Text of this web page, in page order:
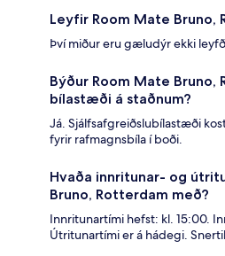
Leyfir Room Mate
Því miður eru gæludýr ekki
Býður Room Mate Bruno,
bílastæði á staðnum?
Já. Sjálfsafgreiðslubílastæði
fyrir rafmagnsbíla í boði.
Hvaða innritunar- og
Bruno, Rotterdam með?
Innritunartími hefst: kl. 15:00.
Útritunartími er á hádegi.